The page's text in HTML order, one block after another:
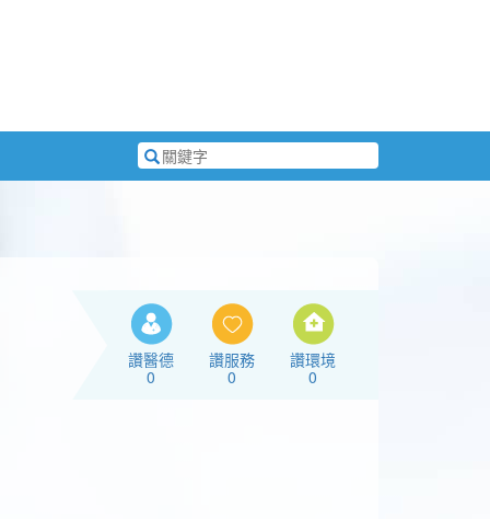
搜
尋
讚醫德
0
讚服務
0
讚環境
0